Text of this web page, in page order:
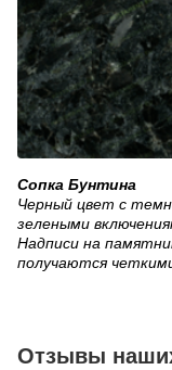
Сопка Бунтина
Черный цвет с
зелеными
Надписи на
получаются
Отзывы